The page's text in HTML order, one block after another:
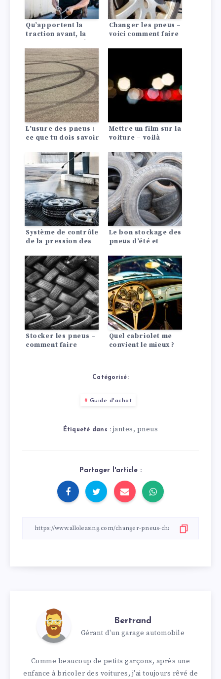
Qu’apportent la
traction avant, la
ou les quatre roues
motrices à la
voiture ?
Changer les pneus –
voici comment faire
L’usure des pneus :
ce que tu dois savoir
Mettre un film sur la
voiture – voilà
Système de contrôle
de la pression des
dois savoir !
Le bon stockage des
pneus d’été et
Stocker les pneus –
comment faire
Quel cabriolet me
convient le mieux ?
Catégorisé:
Guide d'achat
Étiqueté dans : jantes, pneus
Partager l'article :
Bertrand
Gérant d'un garage automobile
Comme beaucoup de petits garçons, après une
enfance à bricoler des voitures, j'ai toujours rêvé de